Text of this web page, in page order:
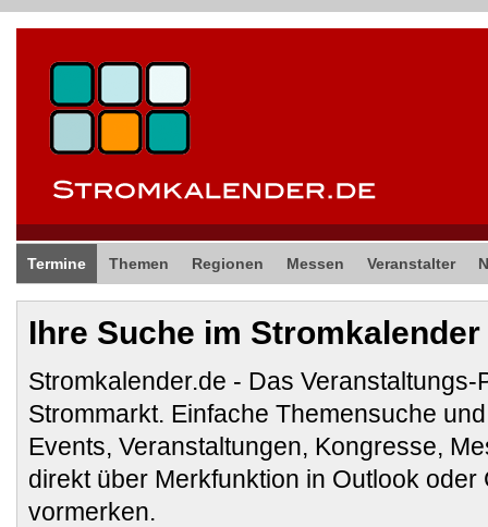
Termine Themen Regionen Messen Veranstalter
Ihre Suche im Stromkalender
Stromkalender.de - Das Veranstaltungs-
Strommarkt. Einfache Themensuche
Events, Veranstaltungen, Kongresse,
direkt über Merkfunktion in Outlook oder
vormerken.